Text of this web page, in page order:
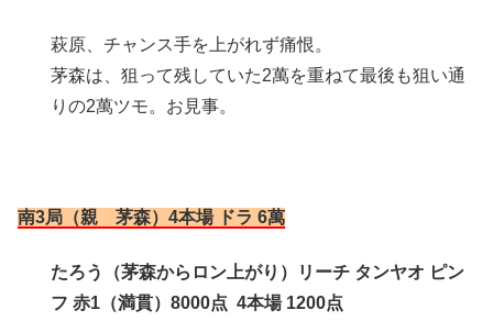
萩原、チャンス手を上がれず痛恨。
茅森は、狙って残していた2萬を重ねて最後も狙い通
りの2萬ツモ。お見事。
南3局（親 茅森）4本場 ドラ 6萬
たろう（茅森からロン上がり）リーチ タンヤオ ピン
フ 赤1（満貫）8000点 4本場 1200点